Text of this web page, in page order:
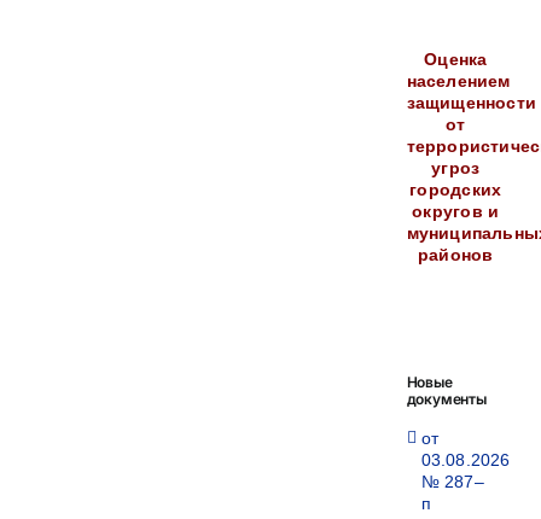
Оценка
населением
защищенности
от
угроз
городских
округов и
районов
Новые
документы
от
03.08.2026
№ 287–
п